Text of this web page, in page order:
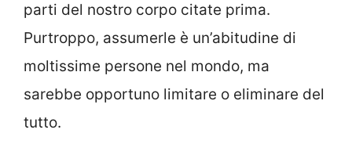
parti del nostro corpo citate prima.
Purtroppo, assumerle è un’abitudine di
moltissime persone nel mondo, ma
sarebbe opportuno limitare o eliminare del
tutto.